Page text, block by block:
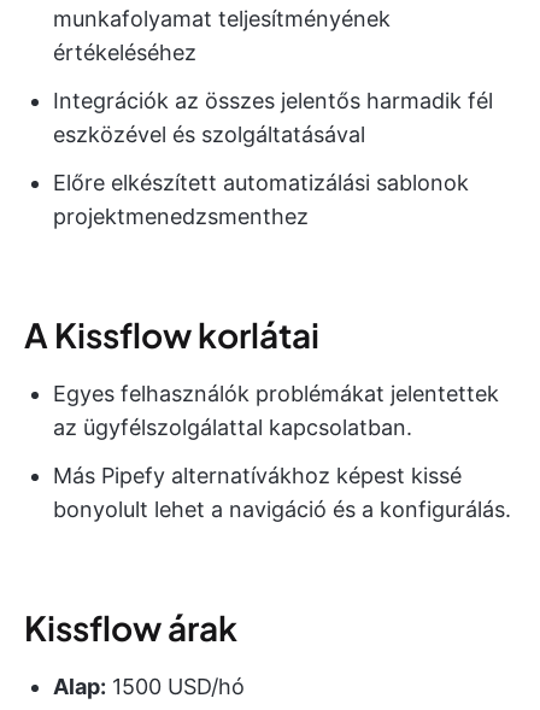
munkafolyamat teljesítményének
értékeléséhez
Integrációk az összes jelentős harmadik fél
eszközével és szolgáltatásával
Előre elkészített automatizálási sablonok
projektmenedzsmenthez
A Kissflow korlátai
Egyes felhasználók problémákat jelentettek
az ügyfélszolgálattal kapcsolatban.
Más Pipefy alternatívákhoz képest kissé
bonyolult lehet a navigáció és a konfigurálás.
Kissflow árak
Alap: 1500 USD/hó